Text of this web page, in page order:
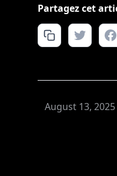
Partagez cet
August 13, 2025